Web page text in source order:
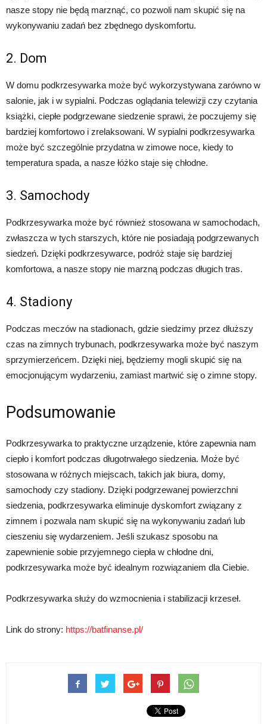
nasze stopy nie będą marznąć, co pozwoli nam skupić się na
wykonywaniu zadań bez zbędnego dyskomfortu.
2. Dom
W domu podkrzesywarka może być wykorzystywana zarówno w
salonie, jak i w sypialni. Podczas oglądania telewizji czy czytania
książki, ciepłe podgrzewane siedzenie sprawi, że poczujemy się
bardziej komfortowo i zrelaksowani. W sypialni podkrzesywarka
może być szczególnie przydatna w zimowe noce, kiedy to
temperatura spada, a nasze łóżko staje się chłodne.
3. Samochody
Podkrzesywarka może być również stosowana w samochodach,
zwłaszcza w tych starszych, które nie posiadają podgrzewanych
siedzeń. Dzięki podkrzesywarce, podróż staje się bardziej
komfortowa, a nasze stopy nie marzną podczas długich tras.
4. Stadiony
Podczas meczów na stadionach, gdzie siedzimy przez dłuższy
czas na zimnych trybunach, podkrzesywarka może być naszym
sprzymierzeńcem. Dzięki niej, będziemy mogli skupić się na
emocjonującym wydarzeniu, zamiast martwić się o zimne stopy.
Podsumowanie
Podkrzesywarka to praktyczne urządzenie, które zapewnia nam
ciepło i komfort podczas długotrwałego siedzenia. Może być
stosowana w różnych miejscach, takich jak biura, domy,
samochody czy stadiony. Dzięki podgrzewanej powierzchni
siedzenia, podkrzesywarka eliminuje dyskomfort związany z
zimnem i pozwala nam skupić się na wykonywaniu zadań lub
cieszeniu się wydarzeniem. Jeśli szukasz sposobu na
zapewnienie sobie przyjemnego ciepła w chłodne dni,
podkrzesywarka może być idealnym rozwiązaniem dla Ciebie.
Podkrzesywarka służy do wzmocnienia i stabilizacji krzeseł.
Link do strony: https://batfinanse.pl/